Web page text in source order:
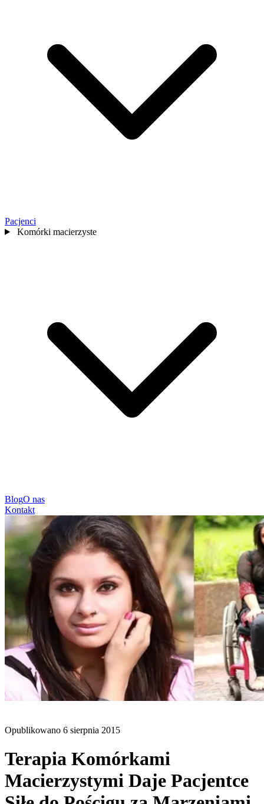
Pacjenci
Komórki macierzyste
BlogO nas
Kontakt
Opublikowano 6 sierpnia 2015
Terapia Komórkami
Macierzystymi Daje Pacjentce